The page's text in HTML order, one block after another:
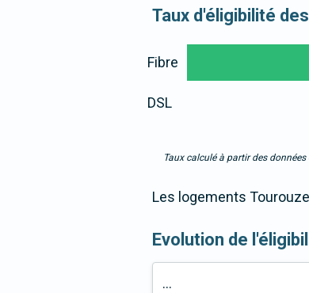
Taux d'éligibilité
Fibre
DSL
Taux calculé à partir des
Les logements
Evolution de
...